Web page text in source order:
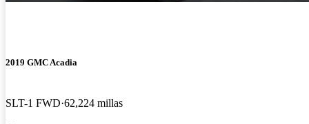
2019 GMC Acadia
SLT-1 FWD 62,224 millas